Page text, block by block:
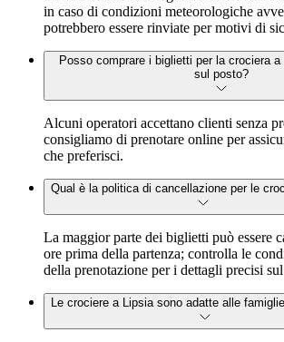
in caso di condizioni meteorologiche
potrebbero essere rinviate per motivi di
Posso comprare i biglietti per la crociera
sul posto?
Alcuni operatori accettano clienti senza
consigliamo di prenotare online per
che preferisci.
Qual è la politica di cancellazione per le
La maggior parte dei biglietti può essere
ore prima della partenza; controlla le
della prenotazione per i dettagli precisi
Le crociere a Lipsia sono adatte alle